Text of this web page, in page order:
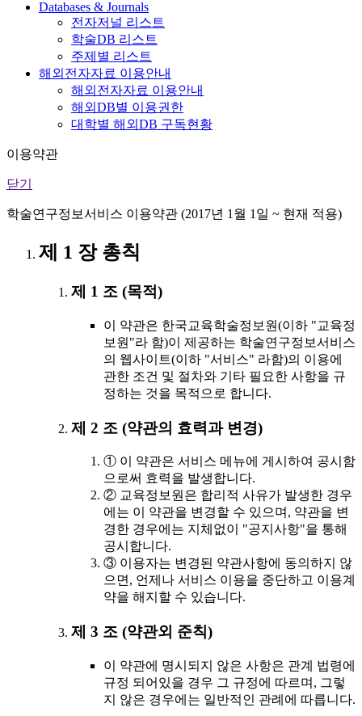
Databases & Journals
전자저널 리스트
학술DB 리스트
주제별 리스트
해외전자자료 이용안내
해외전자자료 이용안내
해외DB별 이용권한
대학별 해외DB 구독현황
이용약관
닫기
학술연구정보서비스 이용약관 (2017년 1월 1일 ~ 현재 적용)
제 1 장 총칙
제 1 조 (목적)
이 약관은 한국교육학술정보원(이하 "교육정
보원"라 함)이 제공하는 학술연구정보서비스
의 웹사이트(이하 "서비스" 라함)의 이용에
관한 조건 및 절차와 기타 필요한 사항을 규
정하는 것을 목적으로 합니다.
제 2 조 (약관의 효력과 변경)
① 이 약관은 서비스 메뉴에 게시하여 공시함
으로써 효력을 발생합니다.
② 교육정보원은 합리적 사유가 발생한 경우
에는 이 약관을 변경할 수 있으며, 약관을 변
경한 경우에는 지체없이 "공지사항"을 통해
공시합니다.
③ 이용자는 변경된 약관사항에 동의하지 않
으면, 언제나 서비스 이용을 중단하고 이용계
약을 해지할 수 있습니다.
제 3 조 (약관외 준칙)
이 약관에 명시되지 않은 사항은 관계 법령에
규정 되어있을 경우 그 규정에 따르며, 그렇
지 않은 경우에는 일반적인 관례에 따릅니다.